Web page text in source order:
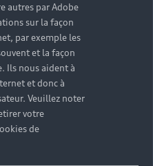
hybride
Audi
d’occasion Audi e-
avant-gardistes
l’assistant d’efficacité
de s’adapter à son
sa consommation.
autres par Adobe
sur la façon
par exemple les
et la façon
Ils nous aident à
et donc à
Veuillez noter
votre
de